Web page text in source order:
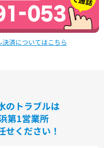
済についてはこちら
のトラブルは
第1営業所
せください！